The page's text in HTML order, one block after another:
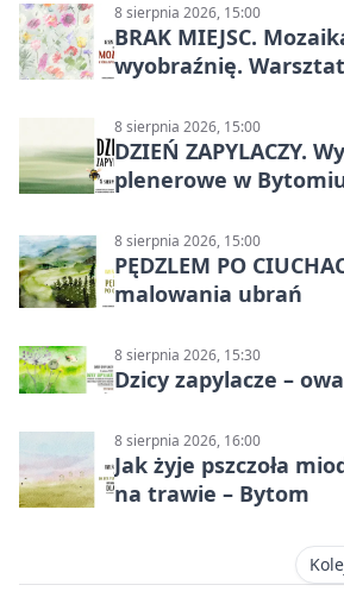
8 sierpnia 2026, 15:00
BRAK MIEJSC.
wyobraźnię.
8 sierpnia 2026, 15:00
DZIEŃ ZAPYLACZY.
plenerowe w
8 sierpnia 2026, 15:00
PĘDZLEM PO
malowania ubrań
8 sierpnia 2026, 15:30
Dzicy zapylacze –
8 sierpnia 2026, 16:00
Jak żyje pszczoła
na trawie – Bytom